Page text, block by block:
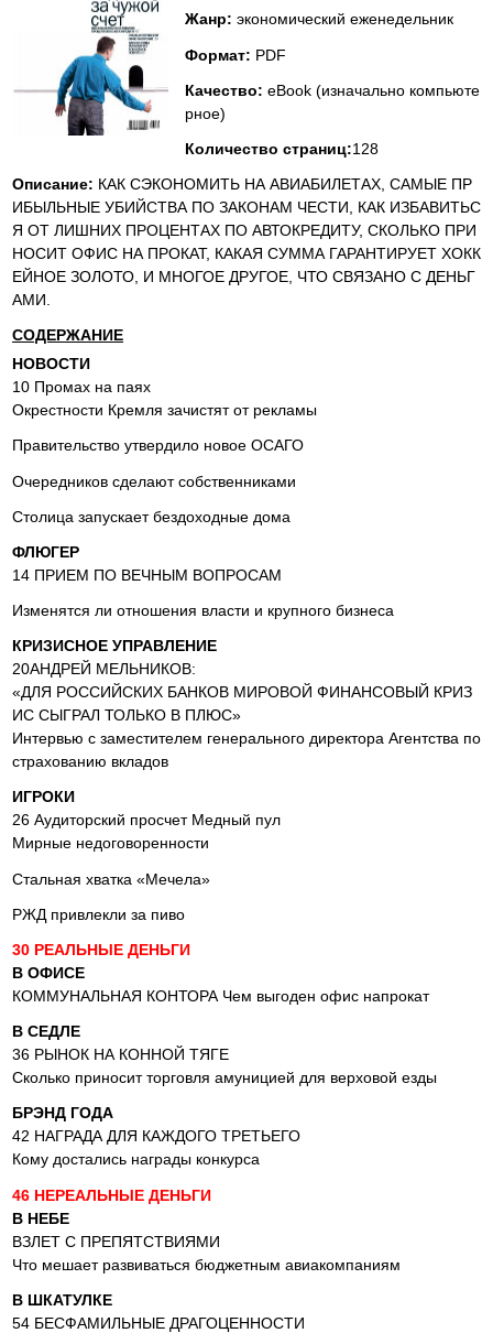
Жанр: экономический еженедельник
Формат: PDF
Качество: eBook (изначально компьюте
рное)
Количество страниц:128
Описание: КАК СЭКОНОМИТЬ НА АВИАБИЛЕТАХ, САМЫЕ ПР
ИБЫЛЬНЫЕ УБИЙСТВА ПО ЗАКОНАМ ЧЕСТИ, КАК ИЗБАВИТЬС
Я ОТ ЛИШНИХ ПРОЦЕНТАХ ПО АВТОКРЕДИТУ, СКОЛЬКО ПРИ
НОСИТ ОФИС НА ПРОКАТ, КАКАЯ СУММА ГАРАНТИРУЕТ ХОКК
ЕЙНОЕ ЗОЛОТО, И МНОГОЕ ДРУГОЕ, ЧТО СВЯЗАНО С ДЕНЬГ
АМИ.
СОДЕРЖАНИЕ
НОВОСТИ
10 Промах на паях
Окрестности Кремля зачистят от рекламы
Правительство утвердило новое ОСАГО
Очередников сделают собственниками
Столица запускает бездоходные дома
ФЛЮГЕР
14 ПРИЕМ ПО ВЕЧНЫМ ВОПРОСАМ
Изменятся ли отношения власти и крупного бизнеса
КРИЗИСНОЕ УПРАВЛЕНИЕ
20АНДРЕЙ МЕЛЬНИКОВ:
«ДЛЯ РОССИЙСКИХ БАНКОВ МИРОВОЙ ФИНАНСОВЫЙ КРИЗ
ИС СЫГРАЛ ТОЛЬКО В ПЛЮС»
Интервью с заместителем генерального директора Агентства по
страхованию вкладов
ИГРОКИ
26 Аудиторский просчет Медный пул
Мирные недоговоренности
Стальная хватка «Мечела»
РЖД привлекли за пиво
30 РЕАЛЬНЫЕ ДЕНЬГИ
В ОФИСЕ
КОММУНАЛЬНАЯ КОНТОРА Чем выгоден офис напрокат
В СЕДЛЕ
36 РЫНОК НА КОННОЙ ТЯГЕ
Сколько приносит торговля амуницией для верховой езды
БРЭНД ГОДА
42 НАГРАДА ДЛЯ КАЖДОГО ТРЕТЬЕГО
Кому достались награды конкурса
46 НЕРЕАЛЬНЫЕ ДЕНЬГИ
В НЕБЕ
ВЗЛЕТ С ПРЕПЯТСТВИЯМИ
Что мешает развиваться бюджетным авиакомпаниям
В ШКАТУЛКЕ
54 БЕСФАМИЛЬНЫЕ ДРАГОЦЕННОСТИ